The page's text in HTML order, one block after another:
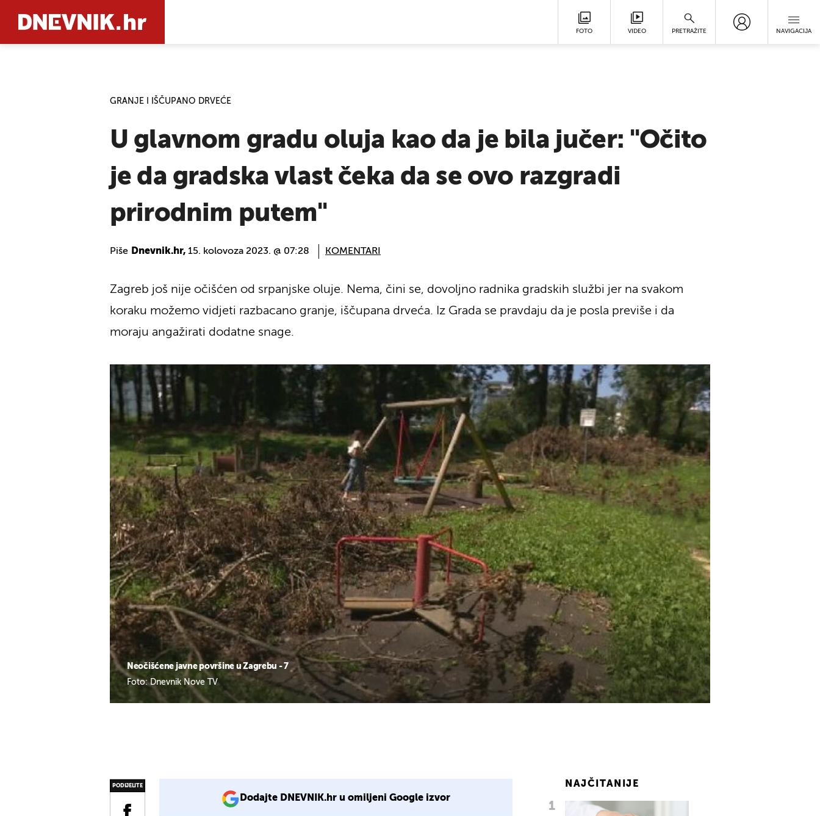
FOTO VIDEO PRETRAŽITE NAVIGACIJA
GRANJE I IŠČUPANO DRVEĆE
U glavnom gradu oluja kao da je bila jučer: "Očito
je da gradska vlast čeka da se ovo razgradi
prirodnim putem"
Piše Dnevnik.hr, 15. kolovoza 2023. @ 07:28 KOMENTARI
Neočišćene javne površine u Zagrebu - 7
Foto: Dnevnik Nove TV
Zagreb još nije očišćen od srpanjske oluje. Nema, čini se, dovoljno radnika gradskih službi jer na svakom
koraku možemo vidjeti razbacano granje, iščupana drveća. Iz Grada se pravdaju da je posla previše i da
moraju angažirati dodatne snage.
PODIJELITE
Dodajte DNEVNIK.hr u omiljeni Google izvor
NAJČITANIJE